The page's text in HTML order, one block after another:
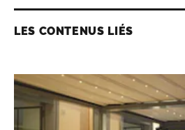
LES CONTENUS LIÉS